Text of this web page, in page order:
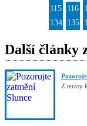
115
116
134
135
Další články
Z terasy